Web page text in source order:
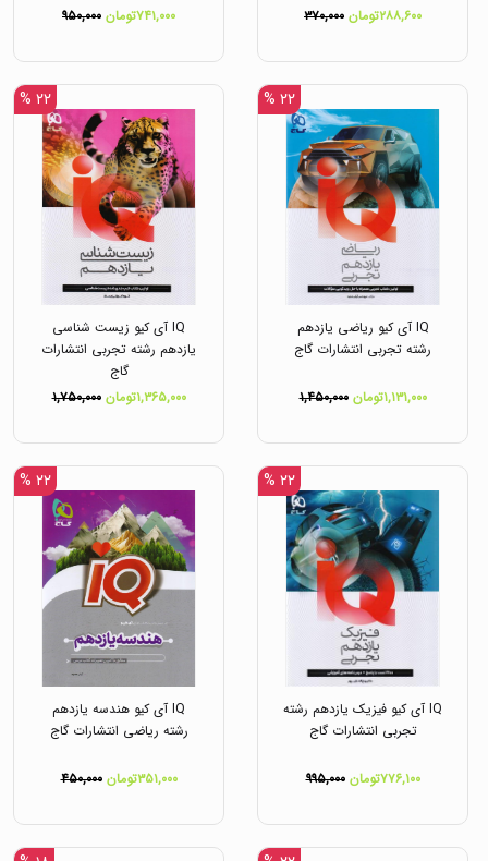
۲۸۸,۶۰۰تومان
۳۷۰,۰۰۰
۷۴۱,۰۰۰تومان
۹۵۰,۰۰۰
۲۲ %
IQ آی کیو ریاضی یازدهم
رشته تجربی انتشارات گاج
۱,۱۳۱,۰۰۰تومان ۱,۴۵۰,۰۰۰
۲۲ %
IQ آی کیو زیست شناسی
یازدهم رشته تجربی انتشارات
گاج
۱,۳۶۵,۰۰۰تومان
۱,۷۵۰,۰۰۰
۲۲ %
IQ آی کیو فیزیک یازدهم رشته
تجربی انتشارات گاج
۷۷۶,۱۰۰تومان ۹۹۵,۰۰۰
۲۲ %
IQ آی کیو هندسه یازدهم
رشته ریاضی انتشارات گاج
۳۵۱,۰۰۰تومان ۴۵۰,۰۰۰